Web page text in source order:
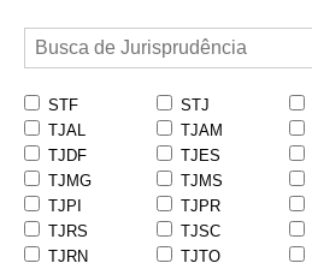
STF STJ
TJAL
TJAM
TJDF
TJES
TJMG
TJMS
TJPI
TJPR
TJRS
TJSC
TJRN
TJTO